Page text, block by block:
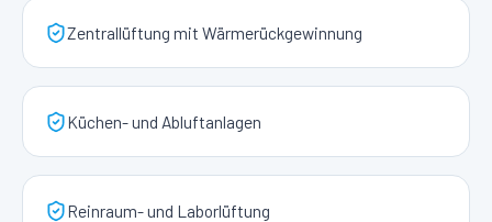
Zentrallüftung mit Wärmerückgewinnung
Küchen- und Abluftanlagen
Reinraum- und Laborlüftung